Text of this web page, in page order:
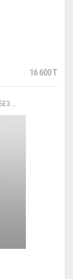
16 600 T